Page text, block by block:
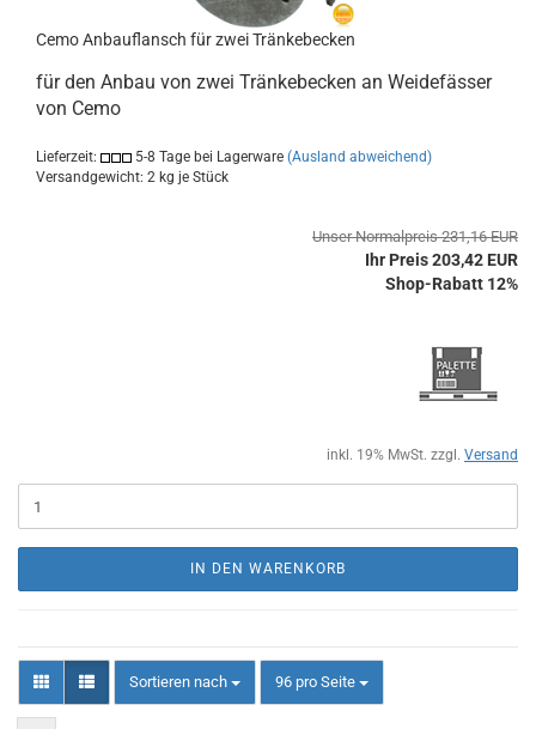
Cemo Anbauflansch für zwei Tränkebecken
für den Anbau von zwei Tränkebecken an Weidefässer
von Cemo
Lieferzeit: 5-8 Tage bei Lagerware (Ausland abweichend)
Versandgewicht: 2 kg je Stück
Unser Normalpreis 231,16 EUR
Ihr Preis 203,42 EUR
Shop-Rabatt 12%
inkl. 19% MwSt. zzgl. Versand
IN DEN WARENKORB
Sortieren nach
Sortieren nach 96 pro Seite
pro Seite